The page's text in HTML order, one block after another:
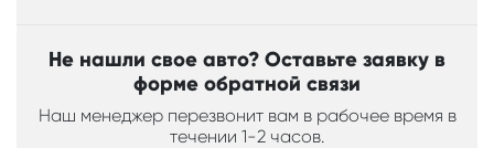
Не нашли свое авто? Оставьте заявку в
форме обратной связи
Наш менеджер перезвонит вам в рабочее время в
течении 1-2 часов.